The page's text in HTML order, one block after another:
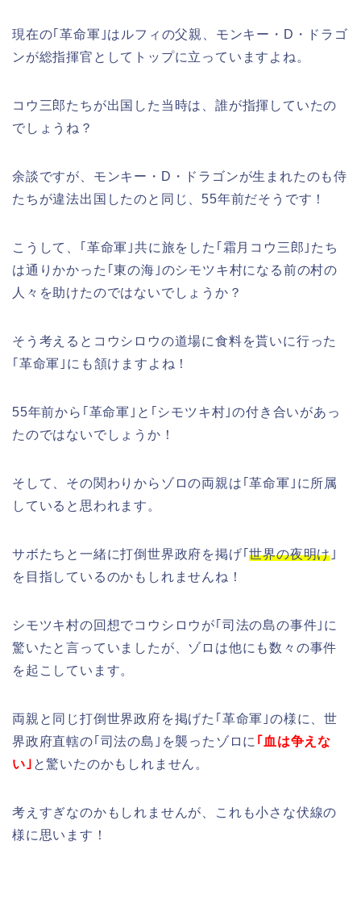
現在の｢革命軍｣はルフィの父親、モンキー・D・ドラゴ
ンが総指揮官としてトップに立っていますよね。
コウ三郎たちが出国した当時は、誰が指揮していたの
でしょうね？
余談ですが、モンキー・D・ドラゴンが生まれたのも侍
たちが違法出国したのと同じ、55年前だそうです！
こうして、｢革命軍｣共に旅をした｢霜月コウ三郎｣たち
は通りかかった｢東の海｣のシモツキ村になる前の村の
人々を助けたのではないでしょうか？
そう考えるとコウシロウの道場に食料を貰いに行った
｢革命軍｣にも頷けますよね！
55年前から｢革命軍｣と｢シモツキ村｣の付き合いがあっ
たのではないでしょうか！
そして、その関わりからゾロの両親は｢革命軍｣に所属
していると思われます。
サボたちと一緒に打倒世界政府を掲げ｢世界の夜明け ｣
を目指しているのかもしれませんね！
シモツキ村の回想でコウシロウが｢司法の島の事件｣に
驚いたと言っていましたが、ゾロは他にも数々の事件
を起こしています。
両親と同じ打倒世界政府を掲げた｢革命軍｣の様に、世
界政府直轄の｢司法の島｣を襲ったゾロに ｢血は争えな
い｣ と驚いたのかもしれません。
考えすぎなのかもしれませんが、これも小さな伏線の
様に思います！